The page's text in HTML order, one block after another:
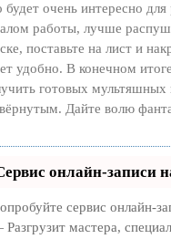
будет очень интересно
работы, лучше
поставьте на лист и
удобно. В конечном
готовых мультяшных
Дайте волю
онлайн-записи
сервис онлайн-
мастера,